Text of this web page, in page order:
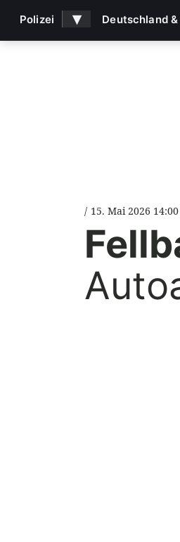
15. Mai 2026 14:00
Polizei ▾ Deutschland